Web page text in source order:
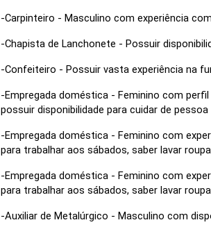
-Carpinteiro - Masculino com experiência
-Chapista de Lanchonete - Possuir
-Confeiteiro - Possuir vasta experiência na
-Empregada doméstica - Feminino com
possuir disponibilidade para cuidar de
-Empregada doméstica - Feminino com
para trabalhar aos sábados, saber lavar
-Empregada doméstica - Feminino com
para trabalhar aos sábados, saber lavar
-Auxiliar de Metalúrgico - Masculino com